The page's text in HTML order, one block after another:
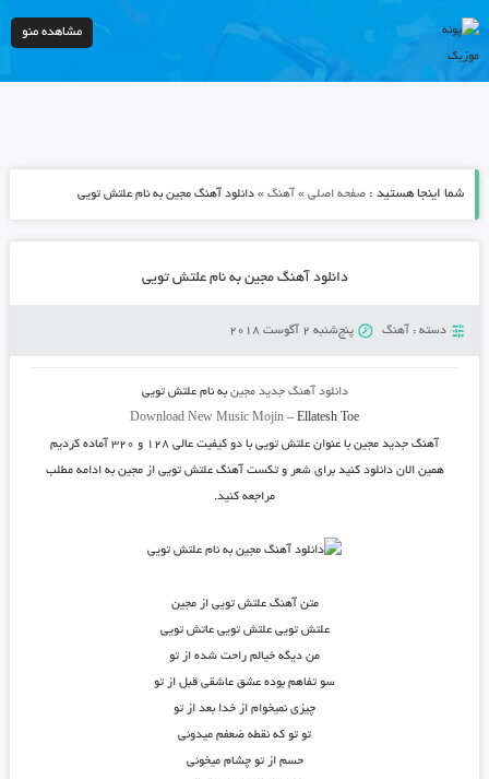
مشاهده منو
شما اینجا هستید : صفحه اصلی» آهنگ» دانلود آهنگ مجین به نام علتش تویی
دانلود آهنگ مجین به نام علتش تویی
دسته : آهنگ پنج‌شنبه 2 آگوست 2018
دانلود آهنگ جدید مجین به نامعلتش تویی
Download New Music Mojin –Ellatesh Toe
آهنگ جدید مجینبا عنوان علتش توییبا دو کیفیت عالی ۱۲۸ و ۳۲۰ آماده کردیم
همین الان دانلود کنید برای شعر و تکست آهنگ علتش تویی از مجین به ادامه مطلب
مراجعه کنید.
متن آهنگ علتش تویی از مجین
علتش تویی علتش تویی عاتش تویی
من دیگه خیالم راحت شده از تو
سو تفاهم بوده عشق عاشقی قبل از تو
چیزی نمیخوام از خدا بعد از تو
تو تو که نقطه ضعفم میدونی
حسم از تو چشام میخونی